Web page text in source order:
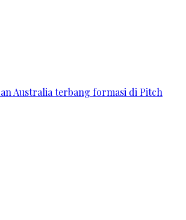
Australia terbang formasi di Pitch